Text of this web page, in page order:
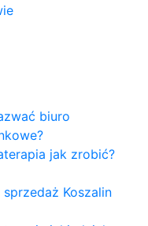
biuro
jak zrobić?
sprzedaż Koszalin